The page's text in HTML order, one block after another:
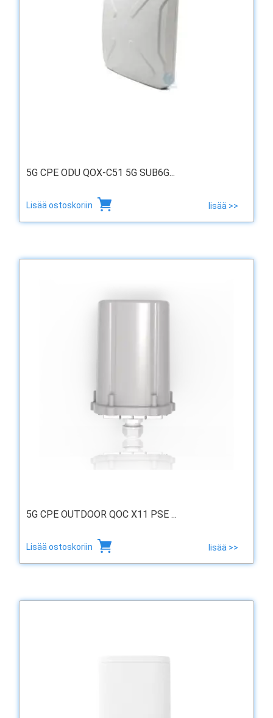
5G CPE ODU QOX-C51 5G SUB6G...
Lisää ostoskoriin lisää >>
5G CPE OUTDOOR QOC X11 PSE ...
Lisää ostoskoriin lisää >>